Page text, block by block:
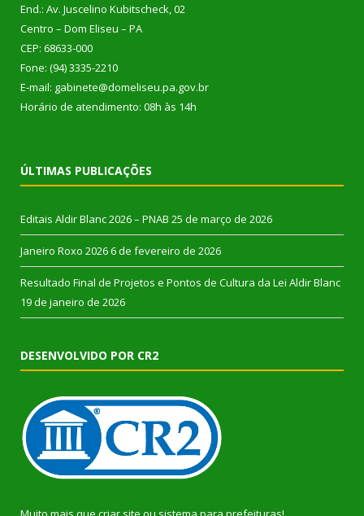
End.: Av. Juscelino Kubitscheck, 02
Centro – Dom Eliseu – PA
CEP: 68633-000
Fone: (94) 3335-2210
E-mail: gabinete@domeliseu.pa.gov.br
Horário de atendimento: 08h às 14h
ÚLTIMAS PUBLICAÇÕES
Editais Aldir Blanc 2026 – PNAB 25 de março de 2026
Janeiro Roxo 2026 6 de fevereiro de 2026
Resultado Final de Projetos e Pontos de Cultura da Lei Aldir Blanc
19 de janeiro de 2026
DESENVOLVIDO POR CR2